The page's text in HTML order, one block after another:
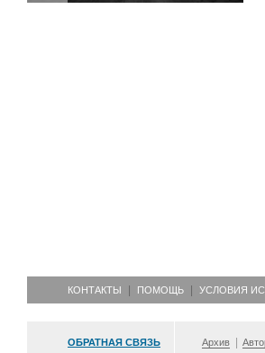
КОНТАКТЫ ПОМОЩЬ УСЛОВИЯ
ОБРАТНАЯ СВЯЗЬ Архив